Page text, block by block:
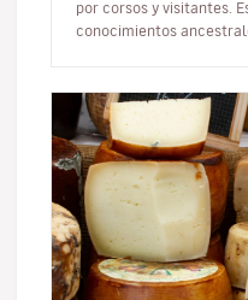
por corsos y visitantes.
conocimientos